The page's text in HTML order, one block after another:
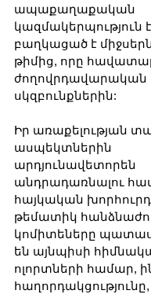
ապաքաղաքական
կազմակերպություն
բաղկացած է
թիմից, որը
ժողովրդավարական
սկզբունքներին:
Իր առաքելության
ասպեկտներին
արդյունավետորեն
անդրադառնալու
հայկական
թեմատիկ
կոմիտեները
են այնպիսի
ոլորտների համար,
հաղորդակցությունը,